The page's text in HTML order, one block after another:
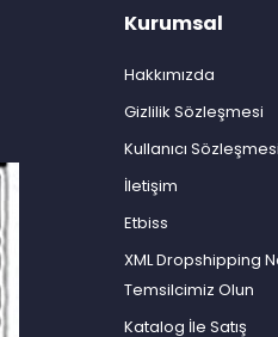
Kurumsal
Hakkımızda
Gizlilik Sözleşmesi
Kullanıcı Sözleşmesi
İletişim
Etbiss
XML Dropshipping
Temsilcimiz Olun
Katalog İle Satış